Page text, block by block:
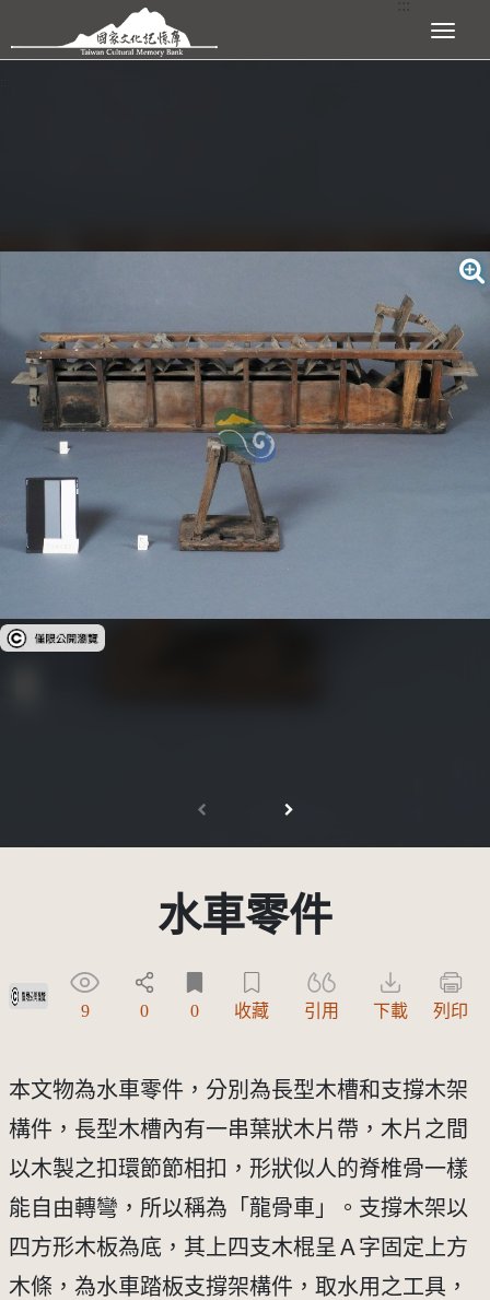
跳到主要內容區塊 展開選單
受著作權法保護-僅限於本平台有限度公開瀏覽
水車零件
受著作權法保護-僅限於本平台有限度公開瀏覽
9 0 0 收藏 引用 下載 列印
本文物為水車零件，分別為長型木槽和支撐木架
構件，長型木槽內有一串葉狀木片帶，木片之間
以木製之扣環節節相扣，形狀似人的脊椎骨一樣
能自由轉彎，所以稱為「龍骨車」。支撐木架以
四方形木板為底，其上四支木棍呈Ａ字固定上方
木條，為水車踏板支撐架構件，取水用之工具，